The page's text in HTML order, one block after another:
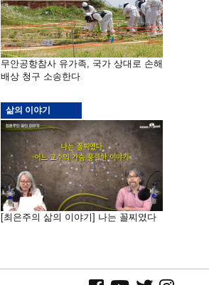
무안공항참사 유가족, 국가 상대로 손해
배상 청구 소송한다
삶의 이야기
[최은주의 삶의 이야기] 나는 꼴찌였다